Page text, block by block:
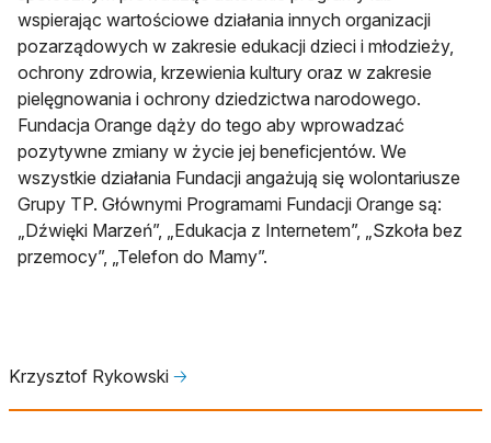
wspierając wartościowe działania innych organizacji
pozarządowych w zakresie edukacji dzieci i młodzieży,
ochrony zdrowia, krzewienia kultury oraz w zakresie
pielęgnowania i ochrony dziedzictwa narodowego.
Fundacja Orange dąży do tego aby wprowadzać
pozytywne zmiany w życie jej beneficjentów. We
wszystkie działania Fundacji angażują się wolontariusze
Grupy TP. Głównymi Programami Fundacji Orange są:
„Dźwięki Marzeń”, „Edukacja z Internetem”, „Szkoła bez
przemocy”, „Telefon do Mamy”.
Krzysztof Rykowski 🡢